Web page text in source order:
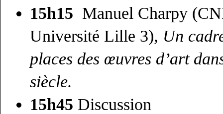
15h15 Manuel Charpy
Université Lille 3), Un
places des œuvres d’art
siècle.
15h45 Discussion